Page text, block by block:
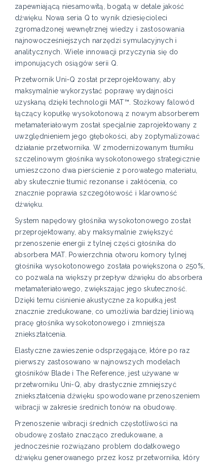
zapewniającą niesamowitą, bogatą w detale jakość
dźwięku. Nowa seria Q to wynik dziesięcioleci
zgromadzonej wewnętrznej wiedzy i zastosowania
najnowocześniejszych narzędzi symulacyjnych i
analitycznych. Wiele innowacji przyczynia się do
imponujących osiągów serii Q.
Przetwornik Uni-Q został przeprojektowany, aby
maksymalnie wykorzystać poprawę wydajności
uzyskaną dzięki technologii MAT™. Stożkowy falowód
łączący kopułkę wysokotonową z nowym absorberem
metamateriałowym został specjalnie zaprojektowany z
uwzględnieniem jego głębokości, aby zoptymalizować
działanie przetwornika. W zmodernizowanym tłumiku
szczelinowym głośnika wysokotonowego strategicznie
umieszczono dwa pierścienie z porowatego materiału,
aby skutecznie tłumić rezonanse i zakłócenia, co
znacznie poprawia szczegółowość i klarowność
dźwięku.
System napędowy głośnika wysokotonowego został
przeprojektowany, aby maksymalnie zwiększyć
przenoszenie energii z tylnej części głośnika do
absorbera MAT. Powierzchnia otworu komory tylnej
głośnika wysokotonowego została powiększona o 250%,
co pozwala na większy przepływ dźwięku do absorbera
metamateriałowego, zwiększając jego skuteczność.
Dzięki temu ciśnienie akustyczne za kopułką jest
znacznie zredukowane, co umożliwia bardziej liniową
pracę głośnika wysokotonowego i zmniejsza
zniekształcenia.
Elastyczne zawieszenie odsprzęgające, które po raz
pierwszy zastosowano w najnowszych modelach
głośników Blade i The Reference, jest używane w
przetworniku Uni-Q, aby drastycznie zmniejszyć
zniekształcenia dźwięku spowodowane przenoszeniem
wibracji w zakresie średnich tonów na obudowę.
Przenoszenie wibracji średnich częstotliwości na
obudowę zostało znacząco zredukowane, a
jednocześnie rozwiązano problem dodatkowego
dźwięku generowanego przez kosz przetwornika, który